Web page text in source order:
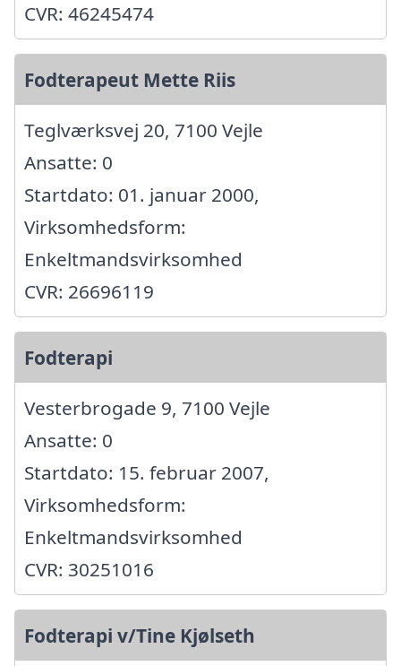
CVR: 46245474
Fodterapeut Mette Riis
Teglværksvej 20, 7100 Vejle
Ansatte: 0
Startdato: 01. januar 2000,
Virksomhedsform:
Enkeltmandsvirksomhed
CVR: 26696119
Fodterapi
Vesterbrogade 9, 7100 Vejle
Ansatte: 0
Startdato: 15. februar 2007,
Virksomhedsform:
Enkeltmandsvirksomhed
CVR: 30251016
Fodterapi v/Tine Kjølseth